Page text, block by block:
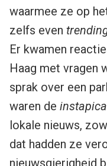
waarmee ze op
zelfs even
Er kwamen
Haag met vragen
sprak over een
waren de
lokale nieuws,
dat hadden ze
nieuwsgierigheid